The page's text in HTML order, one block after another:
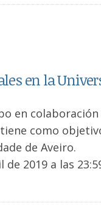
en la
en
como
de Aveiro.
2019 a las